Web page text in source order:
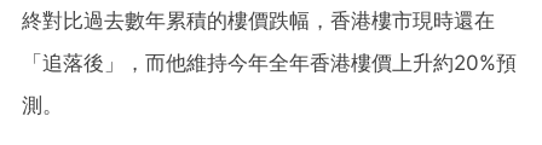
終對比過去數年累積的樓價跌幅，香港樓市現時還在
「追落後」，而他維持今年全年香港樓價上升約20%預
測。